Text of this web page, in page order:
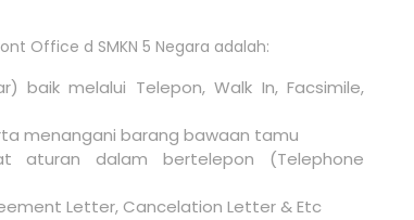
Office d SMKN 5 Negara adalah:
baik melalui Telepon, Walk In, Facsimile,
menangani barang bawaan tamu
aturan dalam bertelepon (Telephone
Letter, Cancelation Letter & Etc